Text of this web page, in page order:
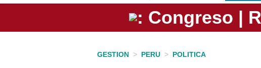
Perú
GESTION > PERU > POLITICA